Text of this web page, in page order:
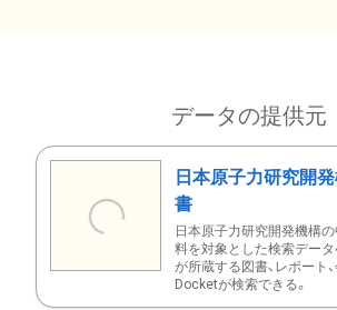
データの提供元
日本原子力研究開
書
日本原子力研究開発機構
料を対象とした検索デー
が所蔵する図書、レポート、
Docketが検索できる。